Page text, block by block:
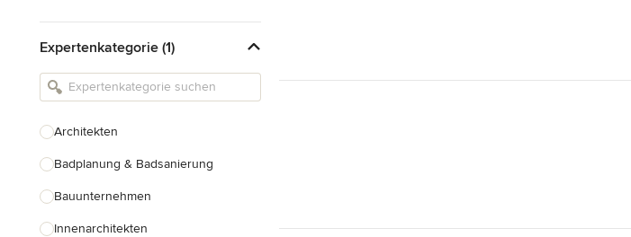
Expertenkategorie (1)
Architekten
Badplanung & Badsanierung
Bauunternehmen
Innenarchitekten